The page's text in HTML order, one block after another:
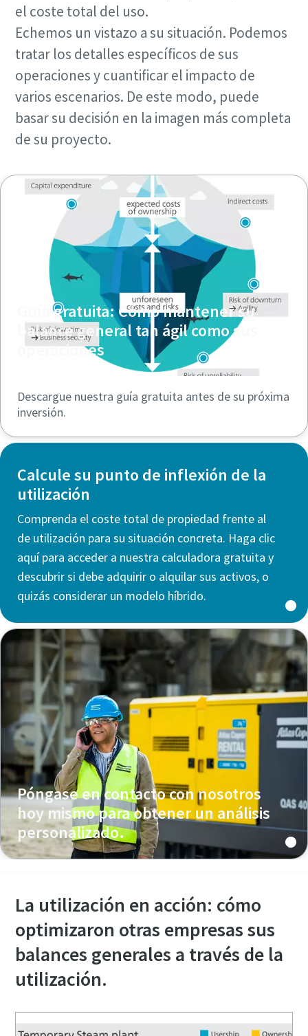
el coste total del uso.
Echemos un vistazo a su situación. Podemos
tratar los detalles específicos de sus
operaciones y cuantificar el impacto de
varios escenarios. De este modo, puede
basar su decisión en la imagen más completa
de su proyecto.
Guía gratuita: Cómo mantener su
balance general tan ágil como sus
operaciones
Descargue nuestra guía gratuita antes de su próxima
inversión.
Calcule su punto de inflexión de la
utilización
Comprenda el coste total de propiedad frente al
de utilización para su situación concreta. Haga clic
aquí para acceder a nuestra calculadora gratuita y
descubrir si debe adquirir o alquilar sus activos, o
quizás considerar un modelo híbrido.
Póngase en contacto con nosotros
hoy mismo para obtener un análisis
personalizado.
La utilización en acción: cómo
optimizaron otras empresas sus
balances generales a través de la
utilización.